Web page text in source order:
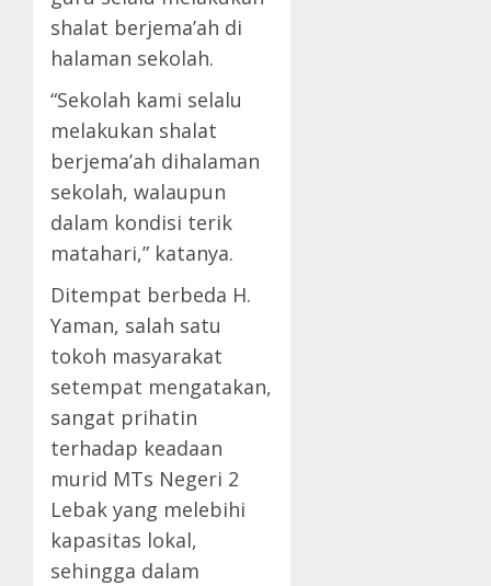
shalat berjema’ah di
halaman sekolah.
“Sekolah kami selalu
melakukan shalat
berjema’ah dihalaman
sekolah, walaupun
dalam kondisi terik
matahari,” katanya.
Ditempat berbeda H.
Yaman, salah satu
tokoh masyarakat
setempat mengatakan,
sangat prihatin
terhadap keadaan
murid MTs Negeri 2
Lebak yang melebihi
kapasitas lokal,
sehingga dalam